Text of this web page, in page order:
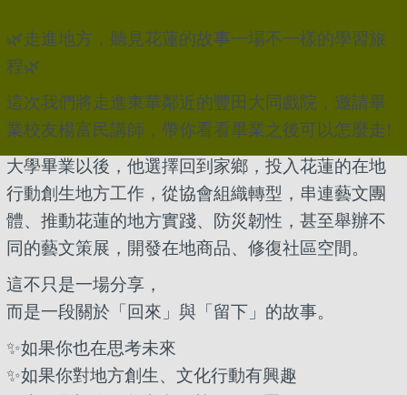
🌿走進地方，聽見花蓮的故事一場不一樣的學習旅
程🌿
這次我們將走進東華鄰近的豐田大同戲院，邀請畢
業校友楊富民講師，帶你看看畢業之後可以怎麼走!
大學畢業以後，他選擇回到家鄉，投入花蓮的在地
行動創生地方工作，從協會組織轉型，串連藝文團
體、推動花蓮的地方實踐、防災韌性，甚至舉辦不
同的藝文策展，開發在地商品、修復社區空間。
這不只是一場分享，
而是一段關於「回來」與「留下」的故事。
✨如果你也在思考未來
✨如果你對地方創生、文化行動有興趣